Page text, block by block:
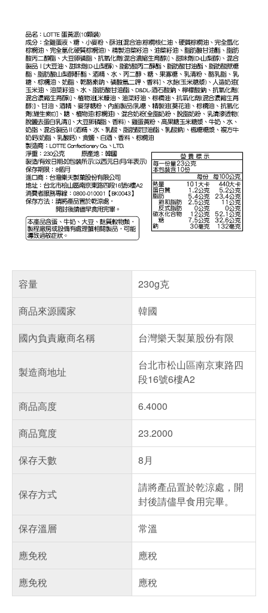
容量
230g克
商品來源國家
韓國
國內負責廠商名稱
台灣樂天製菓股份有限
製造商地址
台北市松山區南京東路四
段16號6樓A2
商品高度
6.4000
商品寬度
23.2000
保存天數
8月
保存方式
請將產品置於乾涼處，開
封後請儘早食用完畢。
保存溫層
常溫
應免稅
應稅
應免稅
應稅